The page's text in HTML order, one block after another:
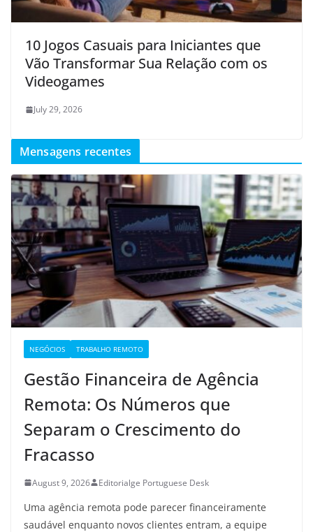
10 Jogos Casuais para Iniciantes que
Vão Transformar Sua Relação com os
Videogames
July 29, 2026
Mensagens recentes
NEGÓCIOS TRABALHO REMOTO
Gestão Financeira de Agência
Remota: Os Números que
Separam o Crescimento do
Fracasso
August 9, 2026 Editorialge Portuguese Desk
Uma agência remota pode parecer financeiramente
saudável enquanto novos clientes entram, a equipe